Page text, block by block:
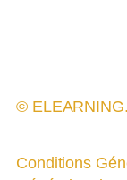
©
Conditions